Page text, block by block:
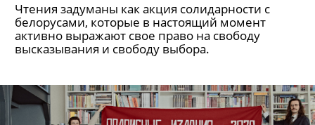
Чтения задуманы как акция солидарности с
белорусами, которые в настоящий момент
активно выражают свое право на свободу
высказывания и свободу выбора.